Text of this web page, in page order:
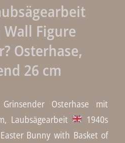
Figure
Osterhase,
26 cm
Osterhase mit
Laubsägearbeit
1940s
Bunny with Basket of